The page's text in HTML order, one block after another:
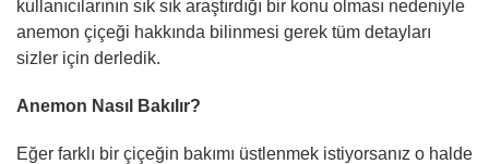
kullanıcılarının sık sık araştırdığı bir konu olması nedeniyle
anemon çiçeği hakkında bilinmesi gerek tüm detayları
sizler için derledik.
Anemon Nasıl Bakılır?
Eğer farklı bir çiçeğin bakımı üstlenmek istiyorsanız o halde